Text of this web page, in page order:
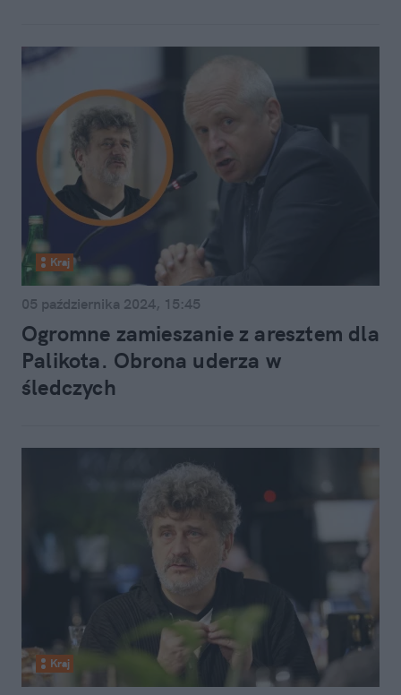
Kraj
05 października 2024, 15:45
Ogromne zamieszanie z aresztem dla
Palikota. Obrona uderza w
śledczych
Kraj